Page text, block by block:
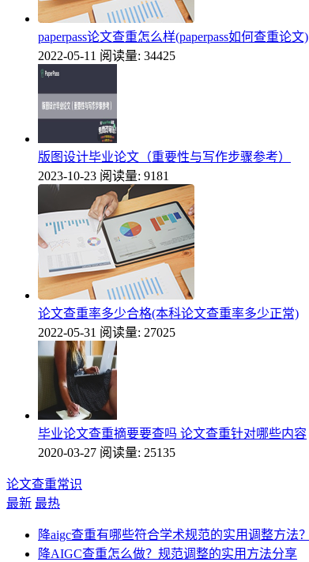
paperpass论文查重怎么样(paperpass如何查重论文)
2022-05-11 阅读量: 34425
版图设计毕业论文（重要性与写作步骤参考）
2023-10-23 阅读量: 9181
论文查重率多少合格(本科论文查重率多少正常)
2022-05-31 阅读量: 27025
毕业论文查重摘要要查吗 论文查重针对哪些内容
2020-03-27 阅读量: 25135
论文查重常识
最新 最热
降aigc查重有哪些符合学术规范的实用调整方法？
降AIGC查重怎么做？规范调整的实用方法分享